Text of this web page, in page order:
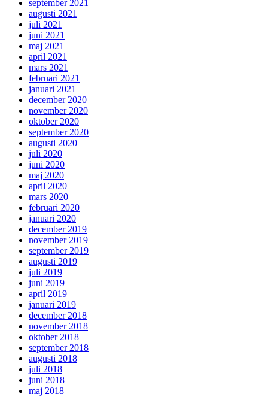
september 2021
augusti 2021
juli 2021
juni 2021
maj 2021
april 2021
mars 2021
februari 2021
januari 2021
december 2020
november 2020
oktober 2020
september 2020
augusti 2020
juli 2020
juni 2020
maj 2020
april 2020
mars 2020
februari 2020
januari 2020
december 2019
november 2019
september 2019
augusti 2019
juli 2019
juni 2019
april 2019
januari 2019
december 2018
november 2018
oktober 2018
september 2018
augusti 2018
juli 2018
juni 2018
maj 2018